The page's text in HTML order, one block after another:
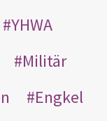
YHWA
Militär
Engkel